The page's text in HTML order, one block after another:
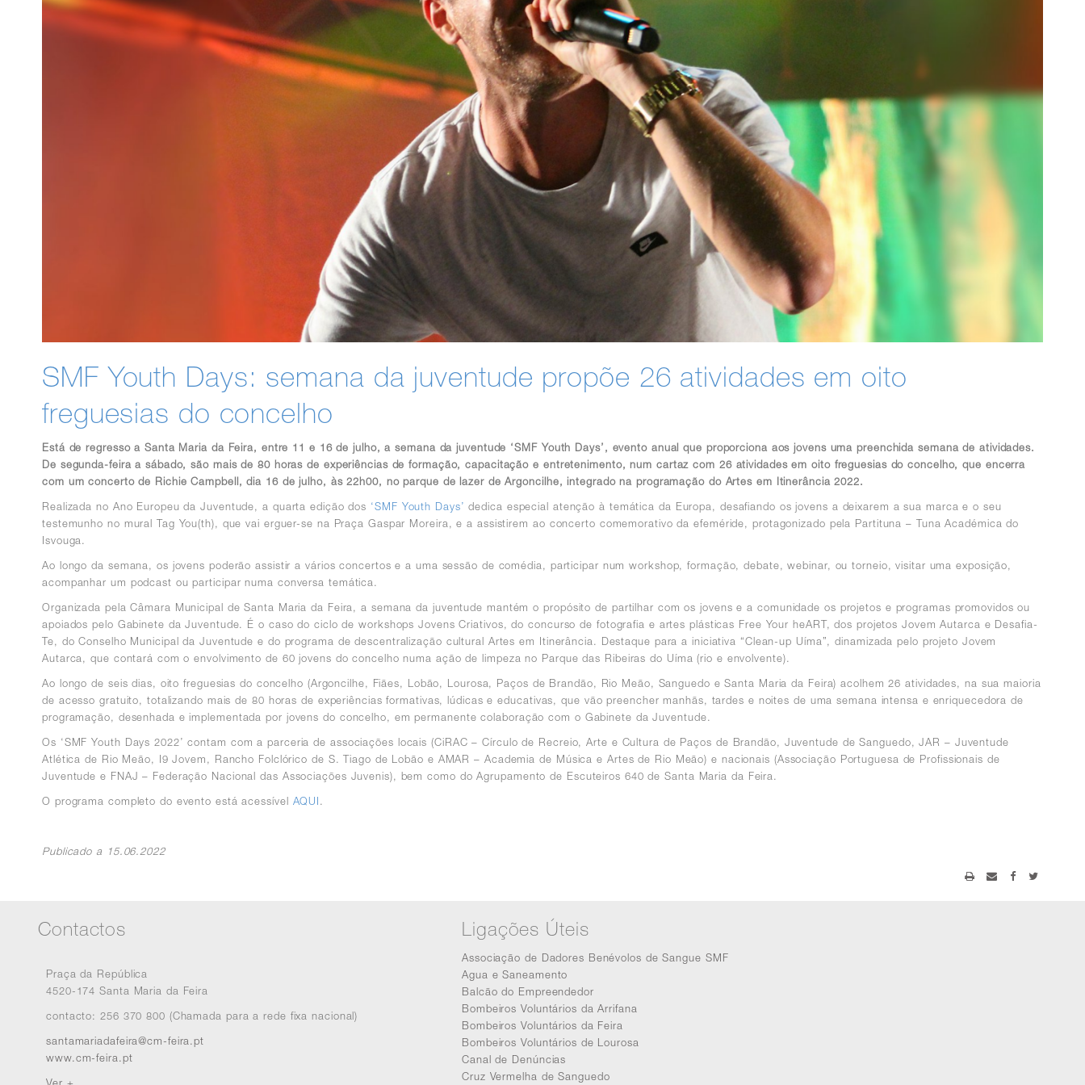
SMF Youth Days: semana da juventude propõe 26 atividades em oito
freguesias do concelho
Está de regresso a Santa Maria da Feira, entre 11 e 16 de julho, a semana da juventude ‘SMF Youth Days’, evento anual que proporciona aos jovens uma preenchida semana de atividades.
De segunda-feira a sábado, são mais de 80 horas de experiências de formação, capacitação e entretenimento, num cartaz com 26 atividades em oito freguesias do concelho, que encerra
com um concerto de Richie Campbell, dia 16 de julho, às 22h00, no parque de lazer de Argoncilhe, integrado na programação do Artes em Itinerância 2022.
Realizada no Ano Europeu da Juventude, a quarta edição dos ‘SMF Youth Days’ dedica especial atenção à temática da Europa, desafiando os jovens a deixarem a sua marca e o seu
testemunho no mural Tag You(th), que vai erguer-se na Praça Gaspar Moreira, e a assistirem ao concerto comemorativo da efeméride, protagonizado pela Partituna – Tuna Académica do
Isvouga.
Ao longo da semana, os jovens poderão assistir a vários concertos e a uma sessão de comédia, participar num workshop, formação, debate, webinar, ou torneio, visitar uma exposição,
acompanhar um podcast ou participar numa conversa temática.
Organizada pela Câmara Municipal de Santa Maria da Feira, a semana da juventude mantém o propósito de partilhar com os jovens e a comunidade os projetos e programas promovidos ou
apoiados pelo Gabinete da Juventude. É o caso do ciclo de workshops Jovens Criativos, do concurso de fotografia e artes plásticas Free Your heART, dos projetos Jovem Autarca e Desafia-
Te, do Conselho Municipal da Juventude e do programa de descentralização cultural Artes em Itinerância. Destaque para a iniciativa “Clean-up Uíma”, dinamizada pelo projeto Jovem
Autarca, que contará com o envolvimento de 60 jovens do concelho numa ação de limpeza no Parque das Ribeiras do Uíma (rio e envolvente).
Ao longo de seis dias, oito freguesias do concelho (Argoncilhe, Fiães, Lobão, Lourosa, Paços de Brandão, Rio Meão, Sanguedo e Santa Maria da Feira) acolhem 26 atividades, na sua maioria
de acesso gratuito, totalizando mais de 80 horas de experiências formativas, lúdicas e educativas, que vão preencher manhãs, tardes e noites de uma semana intensa e enriquecedora de
programação, desenhada e implementada por jovens do concelho, em permanente colaboração com o Gabinete da Juventude.
Os ‘SMF Youth Days 2022’ contam com a parceria de associações locais (CiRAC – Círculo de Recreio, Arte e Cultura de Paços de Brandão, Juventude de Sanguedo, JAR – Juventude
Atlética de Rio Meão, I9 Jovem, Rancho Folclórico de S. Tiago de Lobão e AMAR – Academia de Música e Artes de Rio Meão) e nacionais (Associação Portuguesa de Profissionais de
Juventude e FNAJ – Federação Nacional das Associações Juvenis), bem como do Agrupamento de Escuteiros 640 de Santa Maria da Feira.
O programa completo do evento está acessível AQUI.
Publicado a 15.06.2022
Contactos
Praça da República
4520-174 Santa Maria da Feira
contacto: 256 370 800 (Chamada para a rede fixa nacional)
santamariadafeira@cm-feira.pt
www.cm-feira.pt
Ligações Úteis
Associação de Dadores Benévolos de Sangue SMF
Agua e Saneamento
Balcão do Empreendedor
Bombeiros Voluntários da Arrifana
Bombeiros Voluntários da Feira
Bombeiros Voluntários de Lourosa
Canal de Denúncias
Cruz Vermelha de Sanguedo